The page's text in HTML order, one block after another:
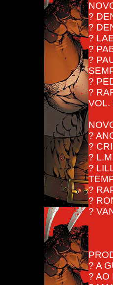
?
?
?
?
?
?
?
VOL.
?
?
?
?
?
?
?
? A
? AO